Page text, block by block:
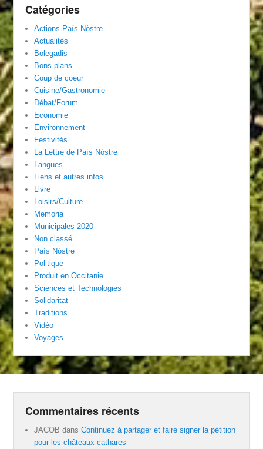
Catégories
Actions País Nòstre
Actualités
Bolegadis
Bons plans
Coup de coeur
Cuisine/Gastronomie
Débat/Forum
Economie
Environnement
Festivités
La Lettre de País Nòstre
Langues
Liens et autres infos
Livre
Loisirs/Culture
Memoria
Municipales 2020
Non classé
País Nòstre
Politique
Produit en Occitanie
Sciences et Technologies
Solidaritat
Traditions
Vidéo
Voyages
Commentaires récents
JACOB dansContinuez à partager et faire signer la pétition
pour les châteaux cathares